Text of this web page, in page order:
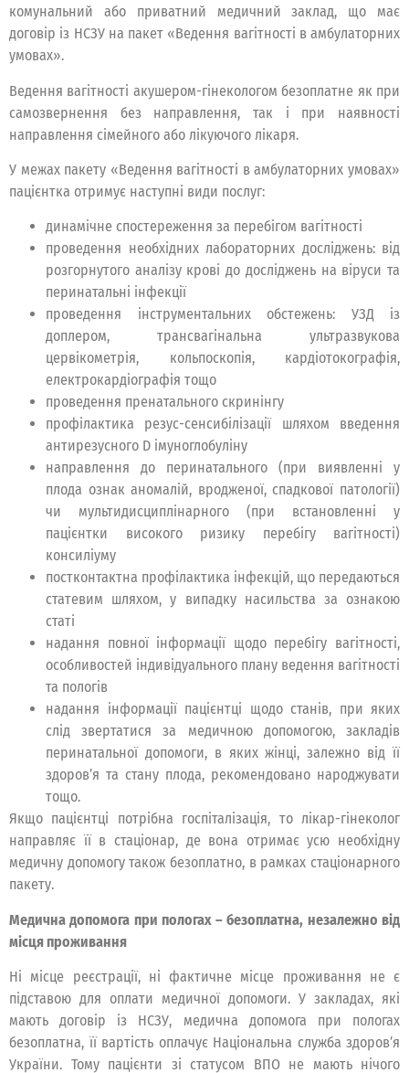
комунальний або приватний медичний заклад, що має
договір із НСЗУ на пакет «Ведення вагітності в амбулаторних
умовах».
Ведення вагітності акушером-гінекологом безоплатне як при
самозвернення без направлення, так і при наявності
направлення сімейного або лікуючого лікаря.
У межах пакету «Ведення вагітності в амбулаторних умовах»
пацієнтка отримує наступні види послуг:
динамічне спостереження за перебігом вагітності
проведення необхідних лабораторних досліджень: від
розгорнутого аналізу крові до досліджень на віруси та
перинатальні інфекції
проведення інструментальних обстежень: УЗД із
доплером, трансвагінальна ультразвукова
цервікометрія, кольпоскопія, кардіотокографія,
електрокардіографія тощо
проведення пренатального скринінгу
профілактика резус-сенсибілізації шляхом введення
антирезусного D імуноглобуліну
направлення до перинатального (при виявленні у
плода ознак аномалій, вродженої, спадкової патології)
чи мультидисциплінарного (при встановленні у
пацієнтки високого ризику перебігу вагітності)
консиліуму
постконтактна профілактика інфекцій, що передаються
статевим шляхом, у випадку насильства за ознакою
статі
надання повної інформації щодо перебігу вагітності,
особливостей індивідуального плану ведення вагітності
та пологів
надання інформації пацієнтці щодо станів, при яких
слід звертатися за медичною допомогою, закладів
перинатальної допомоги, в яких жінці, залежно від її
здоров’я та стану плода, рекомендовано народжувати
тощо.
Якщо пацієнтці потрібна госпіталізація, то лікар-гінеколог
направляє її в стаціонар, де вона отримає усю необхідну
медичну допомогу також безоплатно, в рамках стаціонарного
пакету.
Медична допомога при пологах – безоплатна, незалежно від
місця проживання
Ні місце реєстрації, ні фактичне місце проживання не є
підставою для оплати медичної допомоги. У закладах, які
мають договір із НСЗУ, медична допомога при пологах
безоплатна, її вартість оплачує Національна служба здоров’я
України. Тому пацієнти зі статусом ВПО не мають нічого